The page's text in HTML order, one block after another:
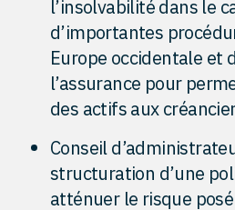
l’insolvabilité dans le
d’importantes
Europe occidentale et
l’assurance pour
des actifs aux
Conseil
structuration d’une
atténuer le risque